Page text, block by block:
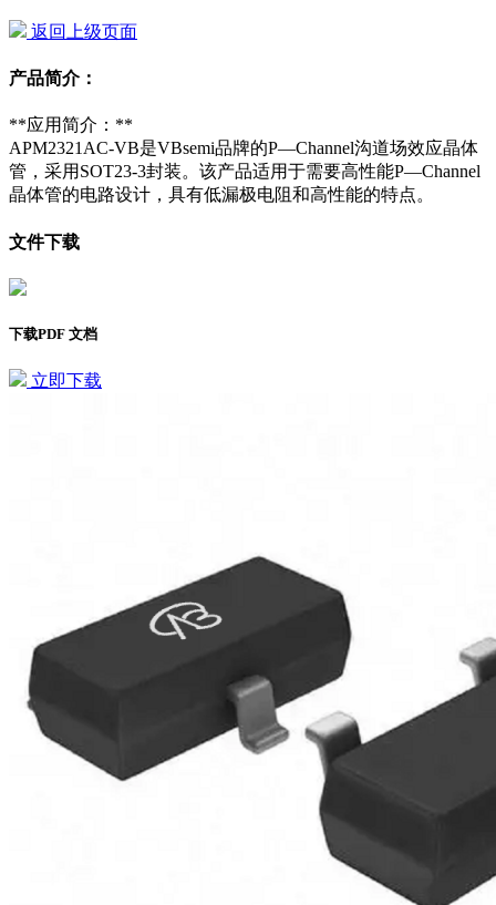
返回上级页面
产品简介：
**应用简介：**
APM2321AC-VB是VBsemi品牌的P—Channel沟道场效应晶体
管，采用SOT23-3封装。该产品适用于需要高性能P—Channel
晶体管的电路设计，具有低漏极电阻和高性能的特点。
文件下载
下载PDF 文档
立即下载